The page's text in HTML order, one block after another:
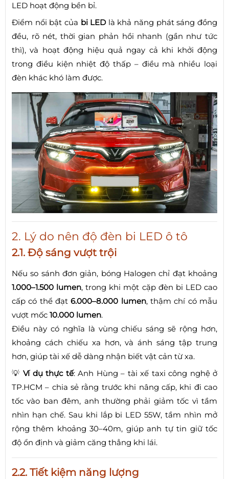
LED hoạt động bền bỉ.
Điểm nổi bật của bi LEDlà khả năng phát sáng đồng
đều, rõ nét, thời gian phản hồi nhanh (gần như tức
thì), và hoạt động hiệu quả ngay cả khi khởi động
trong điều kiện nhiệt độ thấp – điều mà nhiều loại
đèn khác khó làm được.
2. Lý do nên độ đèn bi LED ô tô
2.1. Độ sáng vượt trội
Nếu so sánh đơn giản, bóng Halogen chỉ đạt khoảng
1.000–1.500 lumen, trong khi một cặp đèn bi LED cao
cấp có thể đạt6.000–8.000 lumen, thậm chí có mẫu
vượt mốc 10.000 lumen.
Điều này có nghĩa là vùng chiếu sáng sẽ rộng hơn,
khoảng cách chiếu xa hơn, và ánh sáng tập trung
hơn, giúp tài xế dễ dàng nhận biết vật cản từ xa.
💡 Ví dụ thực tế: Anh Hùng – tài xế taxi công nghệ ở
TP.HCM – chia sẻ rằng trước khi nâng cấp, khi đi cao
tốc vào ban đêm, anh thường phải giảm tốc vì tầm
nhìn hạn chế. Sau khi lắp bi LED 55W, tầm nhìn mở
rộng thêm khoảng 30–40m, giúp anh tự tin giữ tốc
độ ổn định và giảm căng thẳng khi lái.
2.2. Tiết kiệm năng lượng